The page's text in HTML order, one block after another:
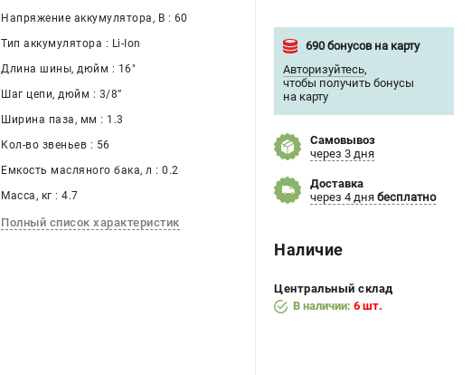
690 бонусов на карту
Авторизуйтесь,
чтобы получить бонусы
на карту
Самовывоз
через 3 дня
Доставка
через 4 дня бесплатно
Наличие
Центральный склад
В наличии: 6 шт.
Напряжение аккумулятора, В : 60
Тип аккумулятора : Li-Ion
Длина шины, дюйм : 16"
Шаг цепи, дюйм : 3/8’’
Ширина паза, мм : 1.3
Кол-во звеньев : 56
Емкость масляного бака, л : 0.2
Масса, кг : 4.7
Полный список характеристик